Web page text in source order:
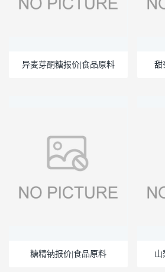
异麦芽酮糖报价|食品原料 甜
糖精钠报价|食品原料 山